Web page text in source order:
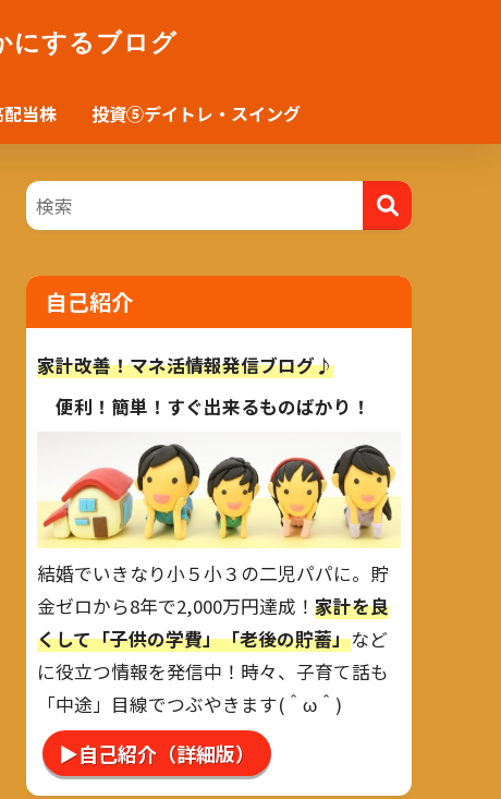
にするブログ
当株 投資⑤デイトレ・スイング
自己紹介
家計改善！マネ活情報発信ブログ♪
便利！簡単！すぐ出来るものばかり！
結婚でいきなり小５小３の二児パパに。貯
金ゼロから8年で2,000万円達成！ 家計を良
くして「子供の学費」「老後の貯蓄」など
に役立つ情報を発信中！時々、子育て話も
「中途」目線でつぶやきます(＾ω＾)
▶自己紹介（詳細版）